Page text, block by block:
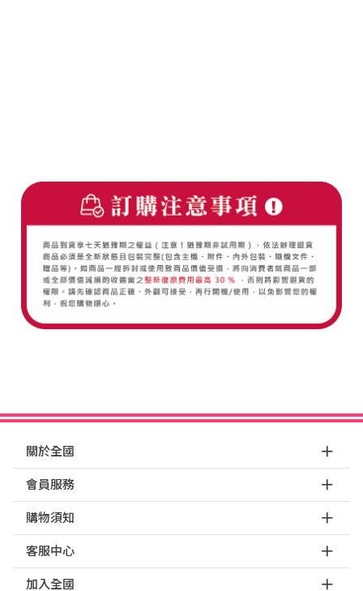
關於全國
會員服務
購物須知
客服中心
加入全國